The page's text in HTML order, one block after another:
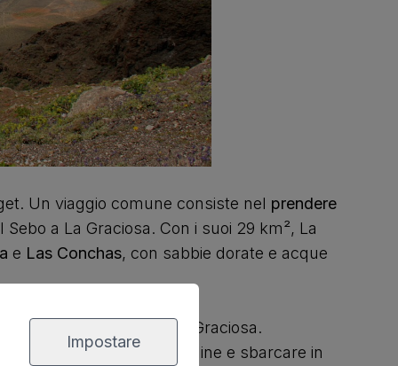
Un viaggio comune consiste nel prendere
a La Graciosa. Con i suoi 29 km², La
e Las Conchas, con sabbie dorate e acque
in barca
da Lanzarote o La Graciosa.
in acque cristalline e sbarcare in
Impostare